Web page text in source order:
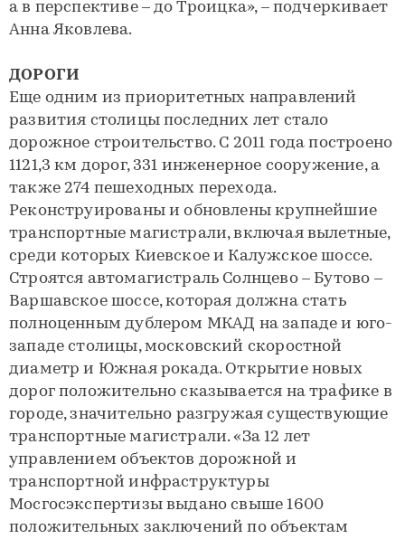
а в перспективе – до Троицка», – подчеркивает
Анна Яковлева.
ДОРОГИ
Еще одним из приоритетных направлений
развития столицы последних лет стало
дорожное строительство. С 2011 года построено
1121,3 км дорог, 331 инженерное сооружение, а
также 274 пешеходных перехода.
Реконструированы и обновлены крупнейшие
транспортные магистрали, включая вылетные,
среди которых Киевское и Калужское шоссе.
Строятся автомагистраль Солнцево – Бутово –
Варшавское шоссе, которая должна стать
полноценным дублером МКАД на западе и юго-
западе столицы, московский скоростной
диаметр и Южная рокада. Открытие новых
дорог положительно сказывается на трафике в
городе, значительно разгружая существующие
транспортные магистрали. «За 12 лет
управлением объектов дорожной и
транспортной инфраструктуры
Мосгосэкспертизы выдано свыше 1600
положительных заключений по объектам